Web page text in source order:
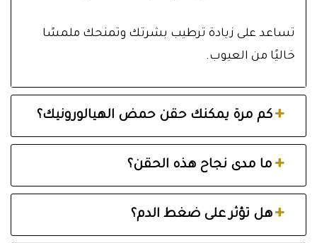
تساعد على زيادة ترطيب بشرتك وتمنحك ملمسًا
خاليًا من العيوب.
كم مرة يمكنك حقن حمض الهيالورونيك؟
ما مدى نجاح هذه الحقن؟
هل تؤثر على ضغط الدم؟